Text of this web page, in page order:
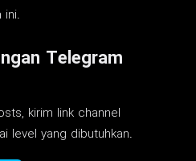
ini.
Telegram
kirim link channel
level yang dibutuhkan.